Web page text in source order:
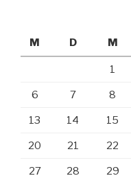
M
D M
1
6 7 8
13 14 15
20 21 22
27 28 29